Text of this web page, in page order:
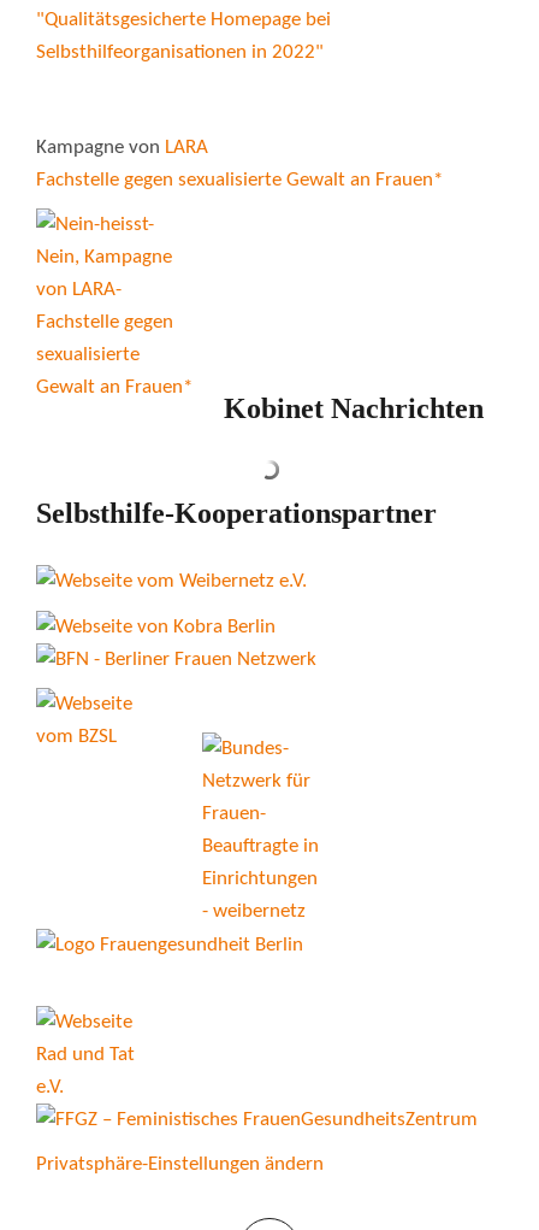
Kampagne von LARA
Fachstelle gegen sexualisierte Gewalt an Frauen*
Kobinet Nachrichten
Selbsthilfe-Kooperationspartner
Privatsphäre-Einstellungen ändern